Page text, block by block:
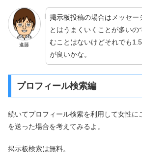
進藤
掲示板投稿の場合はメッセー
とはうまくいくことが多いの
むことはないけどそれでも
が良いかな。
プロフィール検索編
続いてプロフィール検索を利用して女性に
を送った場合を考えてみるよ。
掲示板検索は無料。